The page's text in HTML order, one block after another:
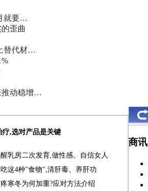
就要…
歪曲
替代材…
推动稳增…
疗,选对产品是关键
乳房二次发育,做性感、自信女人
这4种"食物",清肝毒、养肝功
寒冬为何加重?应对方法介绍
商讯